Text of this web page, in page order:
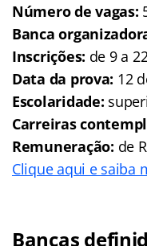
Número de vagas:
Banca
Inscrições: de 9 a
Data da prova: 12
Escolaridade:
Carreiras
Remuneração: de
Clique aqui e saiba
Bancas